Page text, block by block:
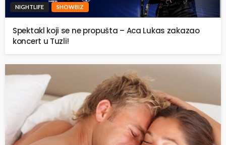
NIGHTLIFE SHOWBIZ
Spektakl koji se ne propušta – Aca Lukas zakazao
koncert u Tuzli!